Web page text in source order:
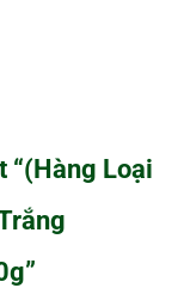
“(Hàng Loại